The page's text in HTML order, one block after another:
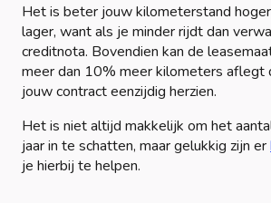
Het is beter jouw kilometerstand
lager, want als je minder rijdt dan
creditnota. Bovendien kan de
meer dan 10% meer kilometers aflegt
jouw contract eenzijdig herzien.
Het is niet altijd makkelijk om het
jaar in te schatten, maar gelukkig zijn er
je hierbij te helpen.